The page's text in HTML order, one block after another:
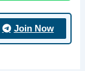
Join Now